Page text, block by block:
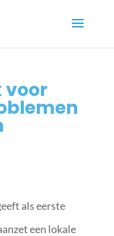
voor
als eerste
een lokale